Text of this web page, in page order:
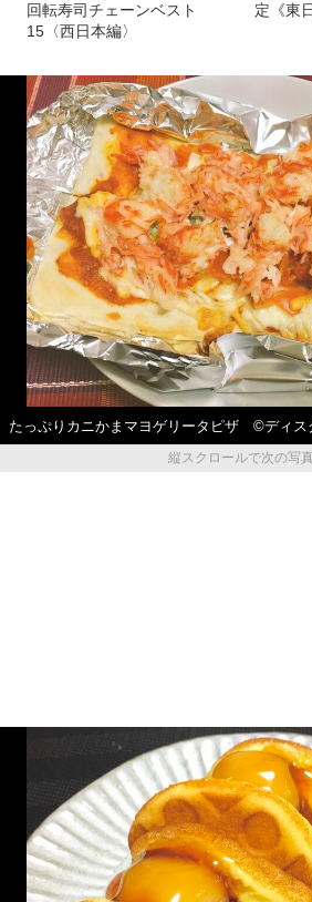
回転寿司チェーンベスト
15〈西日本編〉
定《東
たっぷりカニかまマヨゲリータピザ ©ディス
縦スクロールで次の写